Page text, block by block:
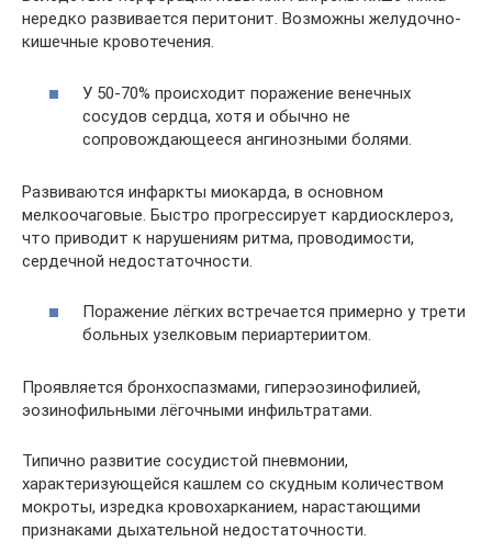
нередко развивается перитонит. Возможны желудочно-
кишечные кровотечения.
У 50-70% происходит поражение венечных
сосудов сердца, хотя и обычно не
сопровождающееся ангинозными болями.
Развиваются инфаркты миокарда, в основном
мелкоочаговые. Быстро прогрессирует кардиосклероз,
что приводит к нарушениям ритма, проводимости,
сердечной недостаточности.
Поражение лёгких встречается примерно у трети
больных узелковым периартериитом.
Проявляется бронхоспазмами, гиперэозинофилией,
эозинофильными лёгочными инфильтратами.
Типично развитие сосудистой пневмонии,
характеризующейся кашлем со скудным количеством
мокроты, изредка кровохарканием, нарастающими
признаками дыхательной недостаточности.